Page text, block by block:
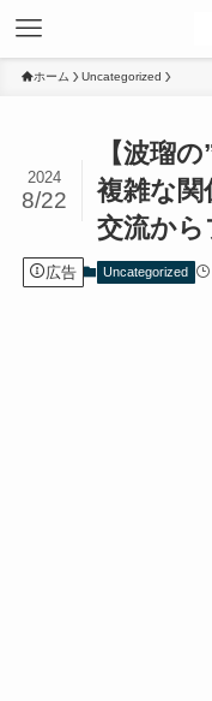
ホーム Uncategorized
【波瑠
複雑な
交流から
2024
8/22
広告 Uncategorized